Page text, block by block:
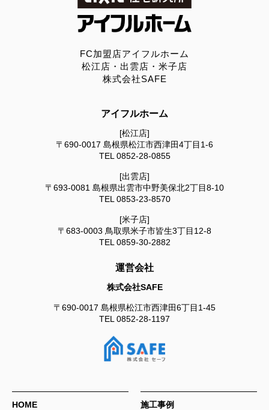
FC加盟店アイフルホーム
松江店・出雲店・米子店
株式会社SAFE
アイフルホーム
[松江店]
〒690-0017 島根県松江市西津田4丁目1-6
TEL 0852-28-0855
[出雲店]
〒693-0081 島根県出雲市中野美保北2丁目8-10
TEL 0853-23-8570
[米子店]
〒683-0003 鳥取県米子市皆生3丁目12-8
TEL 0859-30-2882
運営会社
株式会社SAFE
〒690-0017 島根県松江市西津田6丁目1-45
TEL 0852-28-1197
HOME 施工事例